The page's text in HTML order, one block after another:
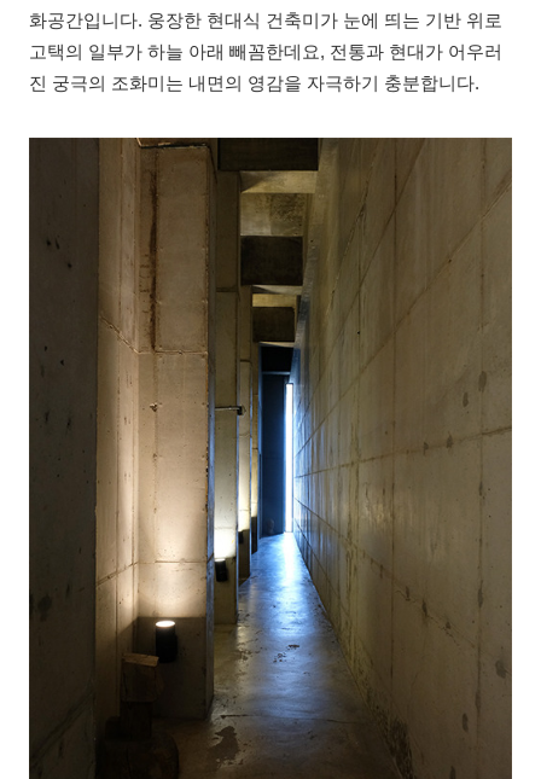
화공간입니다. 웅장한 현대식 건축미가 눈에 띄는 기반 위로
고택의 일부가 하늘 아래 빼꼼한데요, 전통과 현대가 어우러
진 궁극의 조화미는 내면의 영감을 자극하기 충분합니다.